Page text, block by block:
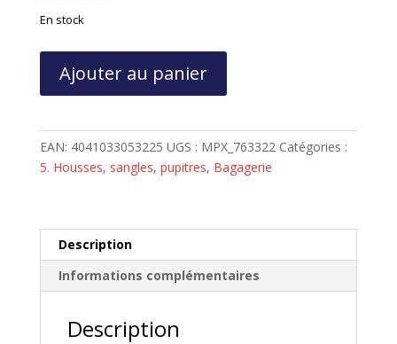
En stock
Multiplex
Housse
de
Ajouter au panier
EAN: 4041033053225 UGS : MPX_763322 Catégories :
5. Housses, sangles, pupitres, Bagagerie
Description
Informations complémentaires
Description